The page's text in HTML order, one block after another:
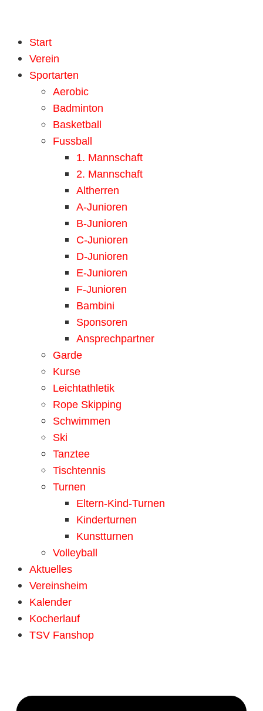
Start
Verein
Sportarten
Aerobic
Badminton
Basketball
Fussball
1. Mannschaft
2. Mannschaft
Altherren
A-Junioren
B-Junioren
C-Junioren
D-Junioren
E-Junioren
F-Junioren
Bambini
Sponsoren
Ansprechpartner
Garde
Kurse
Leichtathletik
Rope Skipping
Schwimmen
Ski
Tanztee
Tischtennis
Turnen
Eltern-Kind-Turnen
Kinderturnen
Kunstturnen
Volleyball
Aktuelles
Vereinsheim
Kalender
Kocherlauf
TSV Fanshop